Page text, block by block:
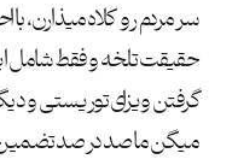
سر مردم رو کلاه میذارن،
حقیقت تلخه و فقط شامل
گرفتن ویزای توریستی و
میگن ما صد در صد